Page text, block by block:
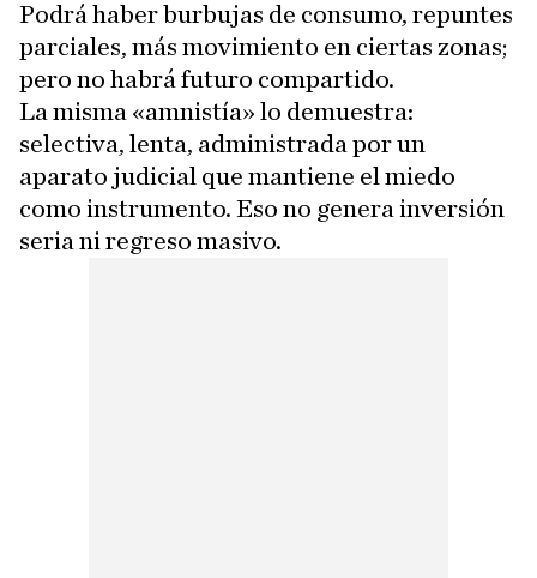
Podrá haber burbujas de consumo, repuntes
parciales, más movimiento en ciertas zonas;
pero no habrá futuro compartido.
La misma «amnistía» lo demuestra:
selectiva, lenta, administrada por un
aparato judicial que mantiene el miedo
como instrumento. Eso no genera inversión
seria ni regreso masivo.